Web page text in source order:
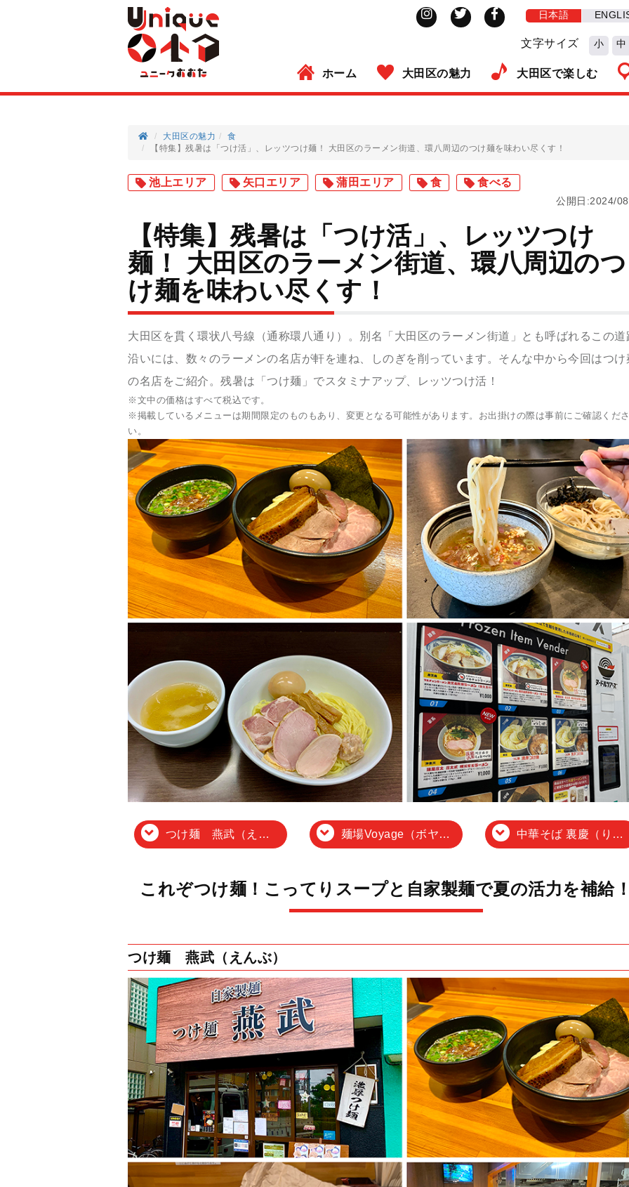
日本語
文字サイズ 小 中
ホーム 大田区の魅力 大田区で楽しむ
大田区の魅力
食
【特集】残暑は「つけ活」、レッツつけ麺！ 大田区のラーメン街道、環八周辺のつけ麺を味わい尽くす！
池上エリア 矢口エリア 蒲田エリア 食 食べる
公開日:2024/
【特集】残暑は「つけ活」、レッツつけ
麺！ 大田区のラーメン街道、環八周辺のつ
け麺を味わい尽くす！
大田区を貫く環状八号線（通称環八通り）。別名「大田区のラーメン街道」とも呼ばれるこの道
沿いには、数々のラーメンの名店が軒を連ね、しのぎを削っています。そんな中から今回はつけ
の名店をご紹介。残暑は「つけ麺」でスタミナアップ、レッツつけ活！
※文中の価格はすべて税込です。
※掲載しているメニューは期間限定のものもあり、変更となる可能性があります。お出掛けの際は事前にご確認くだ
い。
つけ麺 燕武（えんぶ） 麺場Voyage（ボヤージュ） 中華そば 裏慶（りけい）
これぞつけ麺！こってりスープと自家製麺で夏の活力を補給
つけ麺 燕武（えんぶ）